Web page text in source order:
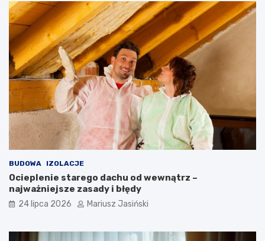
BUDOWA IZOLACJE
Ocieplenie starego dachu od wewnątrz –
najważniejsze zasady i błędy
24 lipca 2026 Mariusz Jasiński